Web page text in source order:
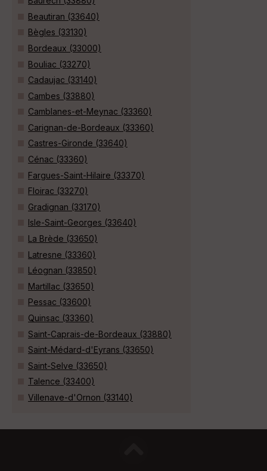
Beautiran (33640)
Bègles (33130)
Bordeaux (33000)
Bouliac (33270)
Cadaujac (33140)
Cambes (33880)
Camblanes-et-Meynac (33360)
Carignan-de-Bordeaux (33360)
Castres-Gironde (33640)
Cénac (33360)
Fargues-Saint-Hilaire (33370)
Floirac (33270)
Gradignan (33170)
Isle-Saint-Georges (33640)
La Brède (33650)
Latresne (33360)
Léognan (33850)
Martillac (33650)
Pessac (33600)
Quinsac (33360)
Saint-Caprais-de-Bordeaux (33880)
Saint-Médard-d'Eyrans (33650)
Saint-Selve (33650)
Talence (33400)
Villenave-d'Ornon (33140)